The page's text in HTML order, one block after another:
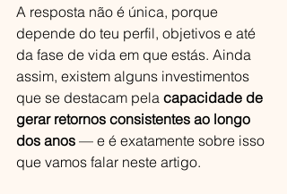
A resposta não é única, porque
depende do teu perfil, objetivos e até
da fase de vida em que estás. Ainda
assim, existem alguns investimentos
que se destacam pela capacidade de
gerar retornos consistentes ao longo
dos anos — e é exatamente sobre isso
que vamos falar neste artigo.